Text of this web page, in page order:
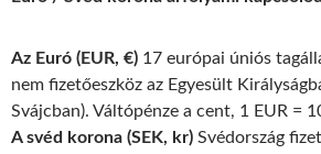
Az Euró (EUR, €) 17 európai úniós
nem fizetőeszköz az Egyesült
Svájcban). Váltópénze a cent, 1 EUR =
A svéd korona (SEK, kr) Svédország